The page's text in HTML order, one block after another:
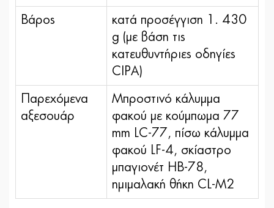
Βάρος
κατά προσέγγιση 1. 430
g (με βάση τις
κατευθυντήριες οδηγίες
CIPA)
Παρεχόμενα
αξεσουάρ
Μπροστινό κάλυμμα
φακού με κούμπωμα 77
mm LC-77, πίσω κάλυμμα
φακού LF-4, σκίαστρο
μπαγιονέτ HB-78,
ημιμαλακή θήκη CL-M2